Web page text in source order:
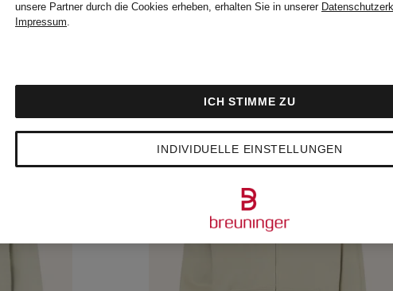
unsere Partner durch die Cookies erheben, erhalten Sie in unserer
Impressum.
INDIVIDUELLE EINSTELLUNGEN
ICH STIMME ZU